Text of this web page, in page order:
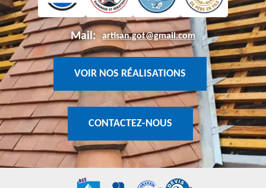
Mail: artisan.got@gmail.com
VOIR NOS RÉALISATIONS
CONTACTEZ-NOUS